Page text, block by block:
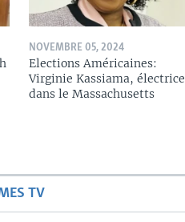
NOVEMBRE 05, 2024
Elections Américaines:
Virginie Kassiama, électrice
dans le Massachusetts
TV